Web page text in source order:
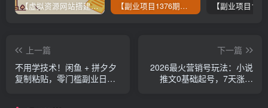
【虚拟资源网站搭建服务】加盟本站系统，做一个和本站一样的独立网站，躺赚的项目 【副业项目1376期】龟课最新闲鱼项目玩法实战教程_全新升级月收益几千到几万
上一篇
不用学技术！闲鱼 + 拼夕夕
复制粘贴，零门槛副业日入
下一篇
2026最火营销号玩法：小说
推文0基础起号，7天涨粉